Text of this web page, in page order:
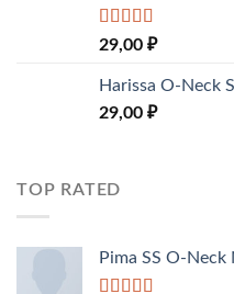
Rated
of 5
29,00 ₽
Harissa O-Neck
29,00 ₽
TOP RATED
Pima SS O-